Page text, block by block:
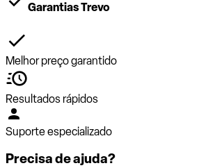
Garantias Trevo
Melhor preço garantido
Resultados rápidos
Suporte especializado
Precisa de ajuda?